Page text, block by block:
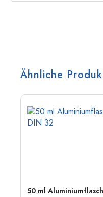
Ähnliche
50 ml